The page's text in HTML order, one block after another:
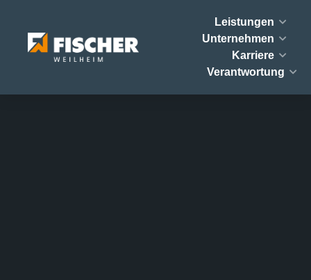
Leistungen
Unternehmen
Karriere
Verantwortung